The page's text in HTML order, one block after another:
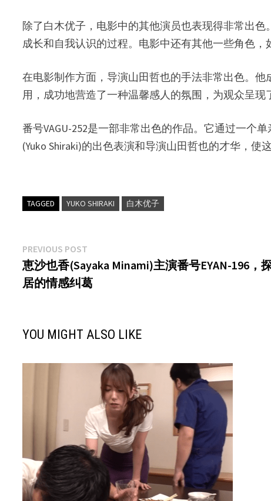
除了白木优子，电影中的其他演员也表现得非常出
成长和自我认识的过程。电影中还有其他一些角色
在电影制作方面，导演山田哲也的手法非常出色。
用，成功地营造了一种温馨感人的氛围，为观众呈现
番号VAGU-252是一部非常出色的作品。它通过一个
(Yuko Shiraki)的出色表演和导演山田哲也的才华，使
TAGGED YUKO SHIRAKI 白木优子
文
章
导
PREVIOUS POST
post:
恵沙也香(Sayaka Minami)主演番号EYAN-196，
居的情感纠葛
YOU MIGHT ALSO LIKE